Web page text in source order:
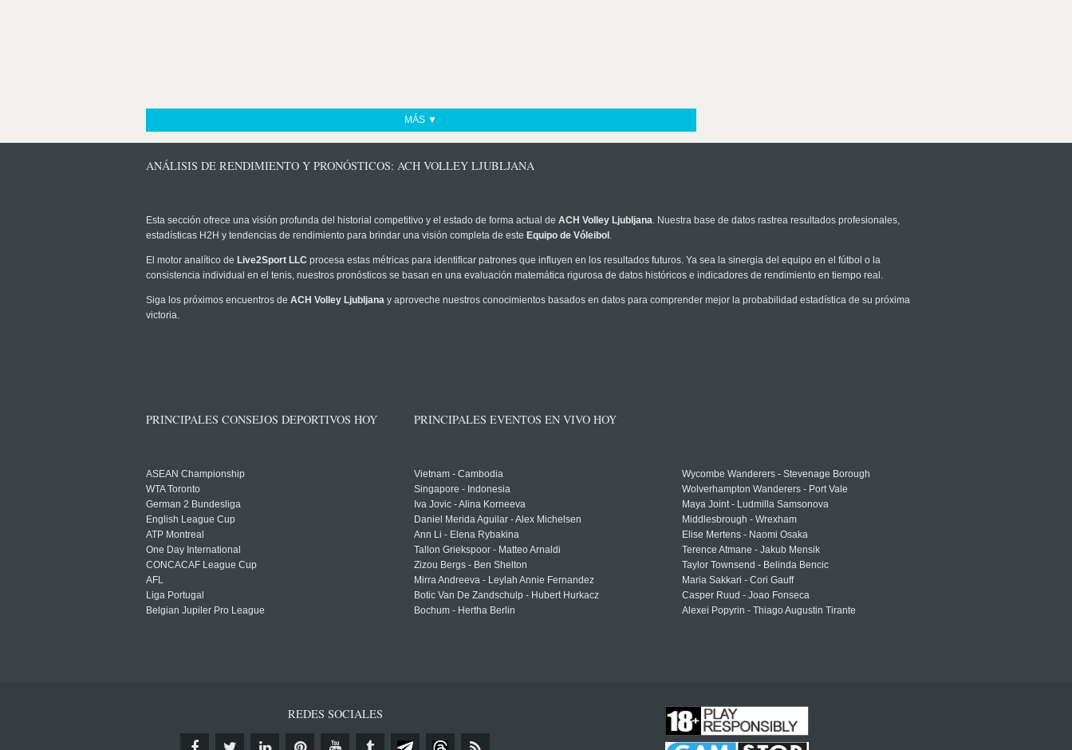
MÁS ▼
ANÁLISIS DE RENDIMIENTO Y PRONÓSTICOS: ACH VOLLEY LJUBLJANA
Esta sección ofrece una visión profunda del historial competitivo y el estado de forma actual de ACH Volley Ljubljana. Nuestra base de datos rastrea resultados profesionales,
estadísticas H2H y tendencias de rendimiento para brindar una visión completa de este Equipo de Vóleibol .
El motor analítico de Live2Sport LLC procesa estas métricas para identificar patrones que influyen en los resultados futuros. Ya sea la sinergia del equipo en el fútbol o la
consistencia individual en el tenis, nuestros pronósticos se basan en una evaluación matemática rigurosa de datos históricos e indicadores de rendimiento en tiempo real.
Siga los próximos encuentros de ACH Volley Ljubljana y aproveche nuestros conocimientos basados en datos para comprender mejor la probabilidad estadística de su próxima
victoria.
PRINCIPALES CONSEJOS DEPORTIVOS HOY
ASEAN Championship
WTA Toronto
German 2 Bundesliga
English League Cup
ATP Montreal
One Day International
CONCACAF League Cup
AFL
Liga Portugal
Belgian Jupiler Pro League
PRINCIPALES EVENTOS EN VIVO HOY
Vietnam - Cambodia
Singapore - Indonesia
Iva Jovic - Alina Korneeva
Daniel Merida Aguilar - Alex Michelsen
Ann Li - Elena Rybakina
Tallon Griekspoor - Matteo Arnaldi
Zizou Bergs - Ben Shelton
Mirra Andreeva - Leylah Annie Fernandez
Botic Van De Zandschulp - Hubert Hurkacz
Bochum - Hertha Berlin
Wycombe Wanderers - Stevenage Borough
Wolverhampton Wanderers - Port Vale
Maya Joint - Ludmilla Samsonova
Middlesbrough - Wrexham
Elise Mertens - Naomi Osaka
Terence Atmane - Jakub Mensik
Taylor Townsend - Belinda Bencic
Maria Sakkari - Cori Gauff
Casper Ruud - Joao Fonseca
Alexei Popyrin - Thiago Augustin Tirante
REDES SOCIALES